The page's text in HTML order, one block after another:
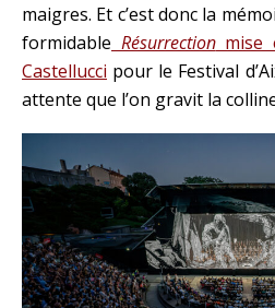
maigres. Et c’est donc la
formidable Résurrectionmise
Castellucci pour le Festival
attente que l’on gravit la